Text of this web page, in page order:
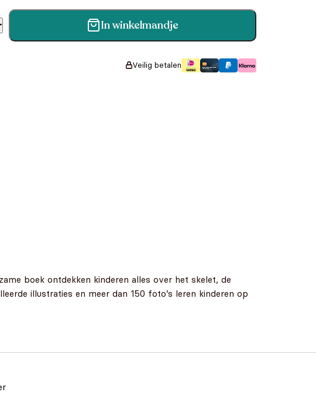
Mens aantal In winkelmandje
Veilig betalen
boek ontdekken kinderen alles over het skelet, de
illustraties en meer dan 150 foto’s leren kinderen op